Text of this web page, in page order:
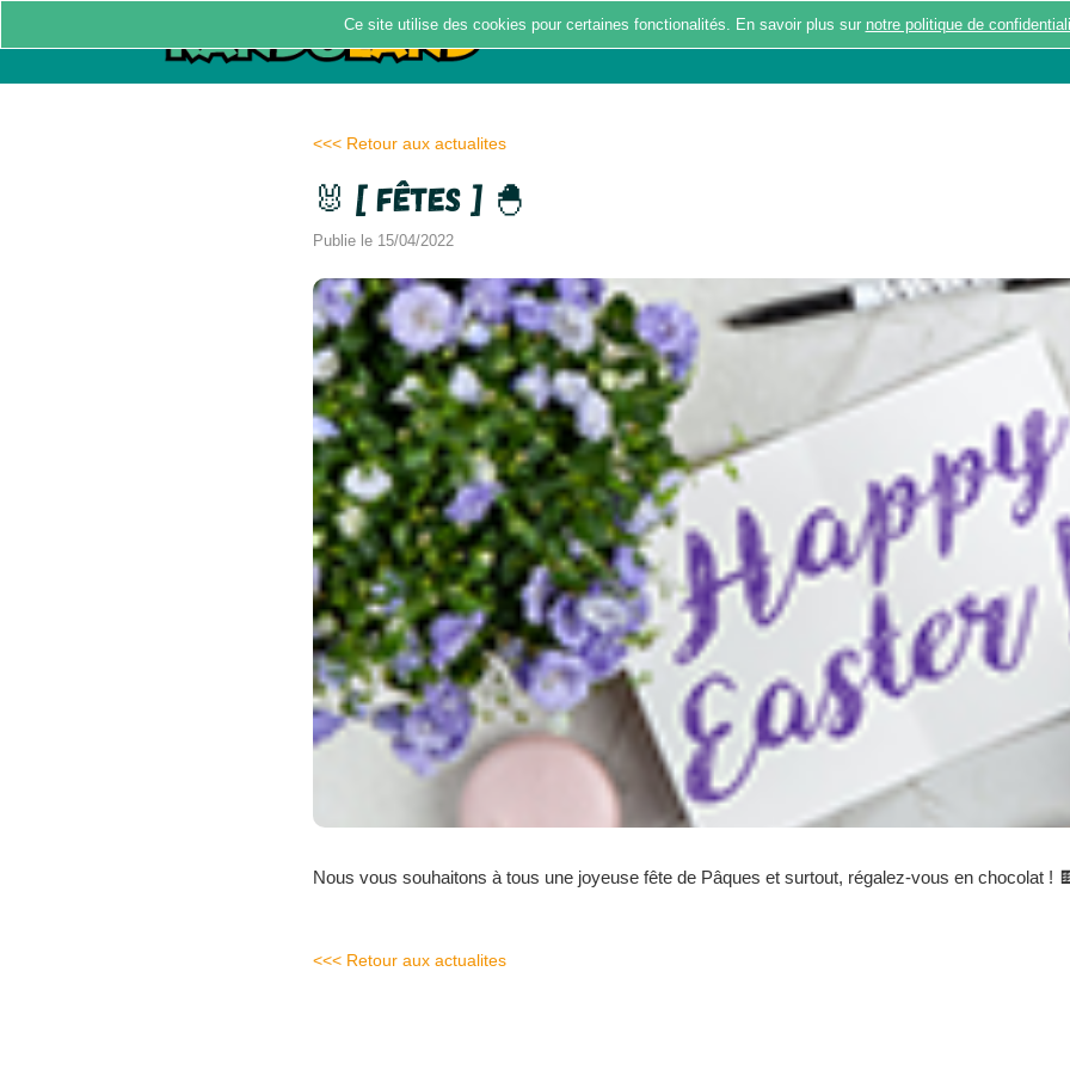
Ce site utilise des cookies pour certaines fonctionalités. En savoir plus sur notre politique de
<<< Retour aux actualites
🐰 [ Fêtes ] 🐣
Publie le 15/04/2022
Nous vous souhaitons à tous une joyeuse fête de Pâques et surtout, régalez-vous en chocolat !
<<< Retour aux actualites